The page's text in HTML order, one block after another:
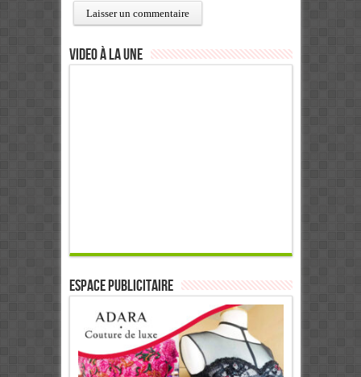
Video à la Une
ESPACE PUBLICITAIRE